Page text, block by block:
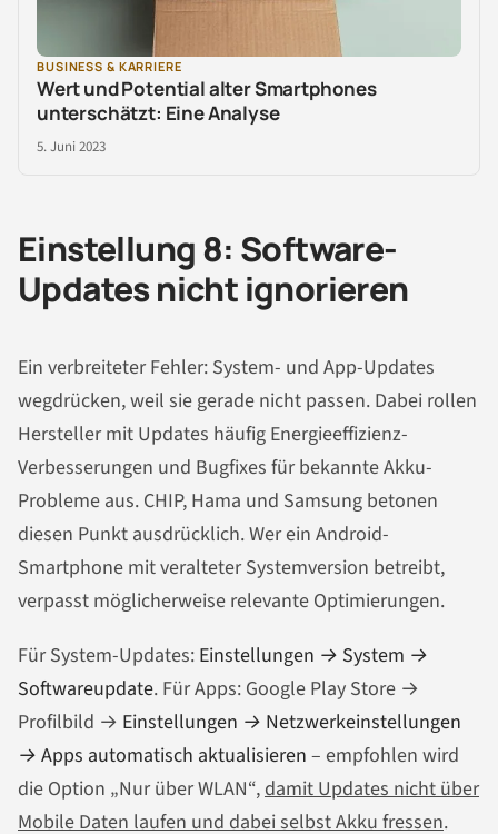
BUSINESS & KARRIERE
Wert und Potential alter Smartphones
unterschätzt: Eine Analyse
5. Juni 2023
Einstellung 8: Software-
Updates nicht ignorieren
Ein verbreiteter Fehler: System- und App-Updates
wegdrücken, weil sie gerade nicht passen. Dabei rollen
Hersteller mit Updates häufig Energieeffizienz-
Verbesserungen und Bugfixes für bekannte Akku-
Probleme aus. CHIP, Hama und Samsung betonen
diesen Punkt ausdrücklich. Wer ein Android-
Smartphone mit veralteter Systemversion betreibt,
verpasst möglicherweise relevante Optimierungen.
Für System-Updates: Einstellungen → System →
Softwareupdate. Für Apps: Google Play Store →
Profilbild → Einstellungen → Netzwerkeinstellungen
→ Apps automatisch aktualisieren – empfohlen wird
die Option „Nur über WLAN“,damit Updates nicht über
Mobile Daten laufen und dabei selbst Akku fressen.